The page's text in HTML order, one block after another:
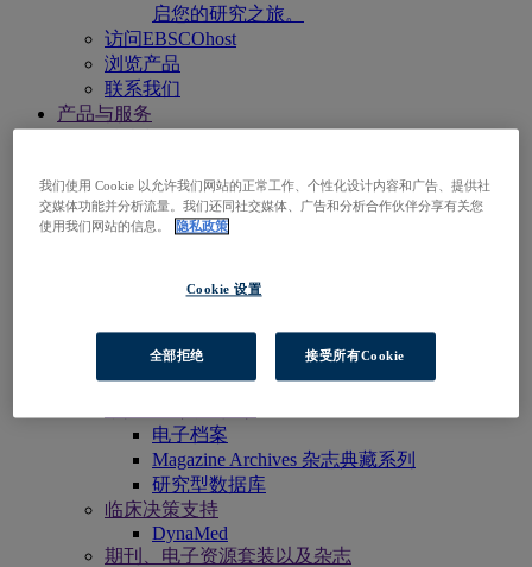
启您的研究之旅。
访问EBSCOhost
浏览产品
联系我们
产品与服务
EBSCO发现服务
EBSCO FOLIO
EBSCO 移动应用程序
EBSCOhost研究平台
Explora
EBSCO OpenAthens
Panorama
Stacks
电子档案
Magazine Archives 杂志典藏系列
研究型数据库
临床决策支持
DynaMed
期刊、电子资源套装以及杂志
我们使用 Cookie 以允许我们网站的正常工作、个性化设计内容和广告、提供社
交媒体功能并分析流量。我们还同社交媒体、广告和分析合作伙伴分享有关您
使用我们网站的信息。
隐私政策
Cookie 设置
全部拒绝 接受所有Cookie